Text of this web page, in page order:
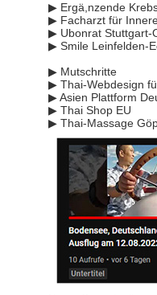
▶ Ergä,nzende
▶ Facharzt für
▶ Ubonrat Stuttgart-
▶ Smile Leinfelden-
▶ Mutschritte
▶ Thai-Webdesign
▶ Asien Plattform
▶ Thai Shop EU
▶ Thai-Massage